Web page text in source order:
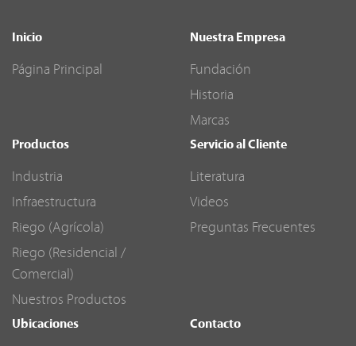
Inicio
Página Principal
Nuestra Empresa
Fundación
Historia
Marcas
Productos
Industria
Infraestructura
Riego (Agrícola)
Riego (Residencial /
Comercial)
Nuestros Productos
Servicio al Cliente
Literatura
Videos
Preguntas Frecuentes
Ubicaciones Contacto